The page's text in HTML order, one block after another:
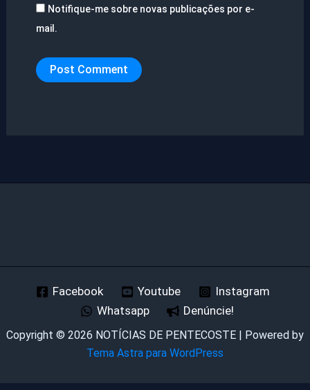
Notifique-me sobre novas publicações por e-
mail.
Facebook Youtube
Instagram
Whatsapp
Denúncie!
Copyright © 2026 NOTÍCIAS DE PENTECOSTE | Powered by
Tema Astra para WordPress